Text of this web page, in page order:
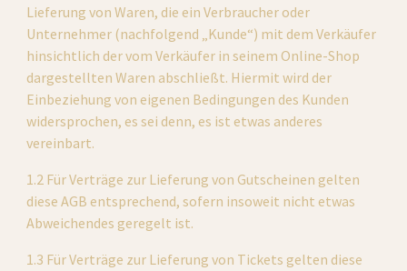
Lieferung von Waren, die ein Verbraucher oder
Unternehmer (nachfolgend „Kunde“) mit dem Verkäufer
hinsichtlich der vom Verkäufer in seinem Online-Shop
dargestellten Waren abschließt. Hiermit wird der
Einbeziehung von eigenen Bedingungen des Kunden
widersprochen, es sei denn, es ist etwas anderes
vereinbart.
1.2 Für Verträge zur Lieferung von Gutscheinen gelten
diese AGB entsprechend, sofern insoweit nicht etwas
Abweichendes geregelt ist.
1.3 Für Verträge zur Lieferung von Tickets gelten diese